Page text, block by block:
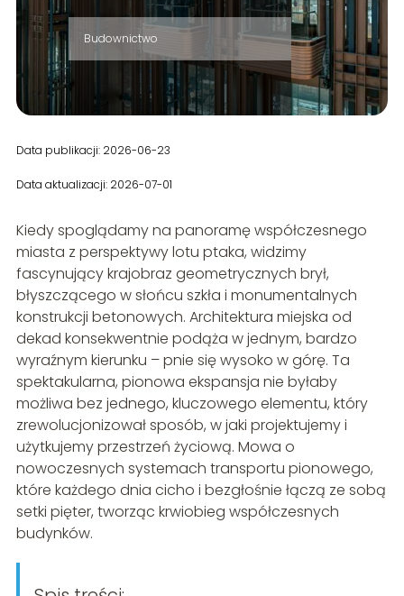
Budownictwo
Data publikacji: 2026-06-23
Data aktualizacji: 2026-07-01
Kiedy spoglądamy na panoramę współczesnego
miasta z perspektywy lotu ptaka, widzimy
fascynujący krajobraz geometrycznych brył,
błyszczącego w słońcu szkła i monumentalnych
konstrukcji betonowych. Architektura miejska od
dekad konsekwentnie podąża w jednym, bardzo
wyraźnym kierunku – pnie się wysoko w górę. Ta
spektakularna, pionowa ekspansja nie byłaby
możliwa bez jednego, kluczowego elementu, który
zrewolucjonizował sposób, w jaki projektujemy i
użytkujemy przestrzeń życiową. Mowa o
nowoczesnych systemach transportu pionowego,
które każdego dnia cicho i bezgłośnie łączą ze sobą
setki pięter, tworząc krwiobieg współczesnych
budynków.